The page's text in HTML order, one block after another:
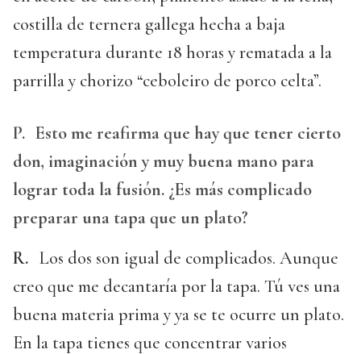
costilla de ternera gallega hecha a baja
temperatura durante 18 horas y rematada a la
parrilla y chorizo “ceboleiro de porco celta”.
P. Esto me reafirma que hay que tener cierto
don, imaginación y muy buena mano para
lograr toda la fusión. ¿Es más complicado
preparar una tapa que un plato?
R. Los dos son igual de complicados. Aunque
creo que me decantaría por la tapa. Tú ves una
buena materia prima y ya se te ocurre un plato.
En la tapa tienes que concentrar varios